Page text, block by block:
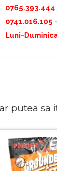
0765.393.444
0741.016.105
Luni-
putea sa